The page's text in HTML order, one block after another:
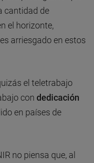
cantidad de
el horizonte,
arriesgado en estos
el teletrabajo
con dedicación
en países de
no piensa que, al